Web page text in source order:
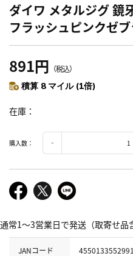
ダイワ メタルジグ 鏡
フラッシュピンクゼ
891円 （税込）
積算 8 マイル (1倍)
在庫
購入数：
通常1～3営業日で発送（取寄せ品
JANコード 4550133552991